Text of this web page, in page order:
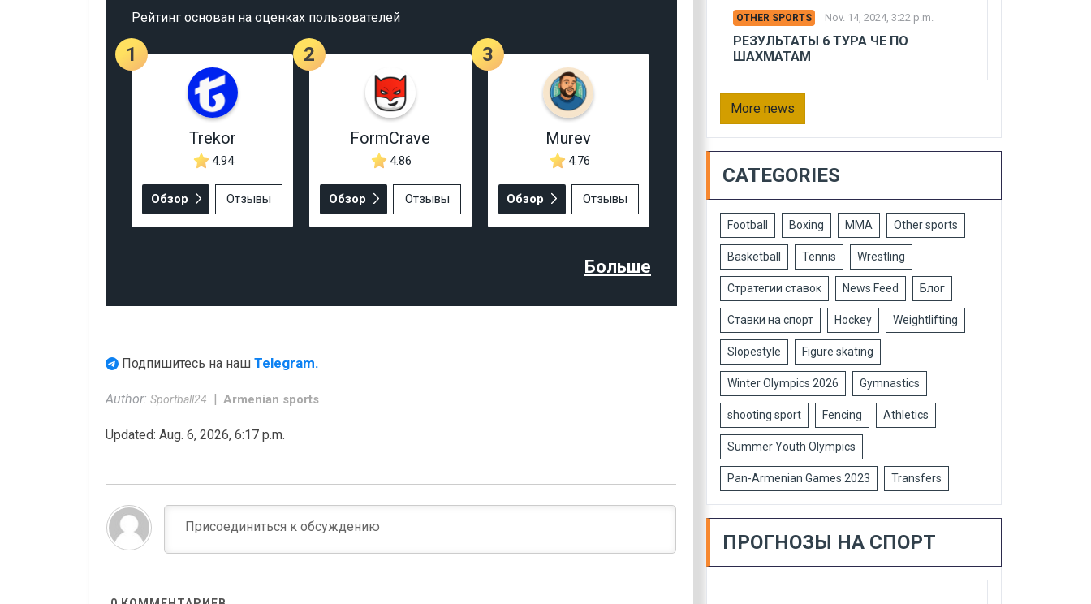
Рейтинг основан на оценках пользователей
1
Trekor
4.94
Обзор Отзывы
2
FormCrave
4.86
Обзор Отзывы
3
Murev
4.76
Обзор Отзывы
Больше
Подпишитесь на наш Telegram.
Author: Sportball24 Armenian sports
Updated: Aug. 6, 2026, 6:17 p.m.
OTHER SPORTS Nov. 14, 2024, 3:22 p.m.
РЕЗУЛЬТАТЫ 6 ТУРА ЧЕ ПО
ШАХМАТАМ
More news
CATEGORIES
Football Boxing MMA Other sports
Basketball Tennis Wrestling
Стратегии ставок News Feed Блог
Ставки на спорт Hockey Weightlifting
Slopestyle Figure skating
Winter Olympics 2026 Gymnastics
shooting sport Fencing Athletics
Summer Youth Olympics
Pan-Armenian Games 2023 Transfers
ПРОГНОЗЫ НА СПОРТ